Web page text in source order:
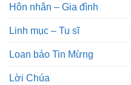
Hôn nhân – Gia đình
Linh mục – Tu sĩ
Loan báo Tin Mừng
Lời Chúa